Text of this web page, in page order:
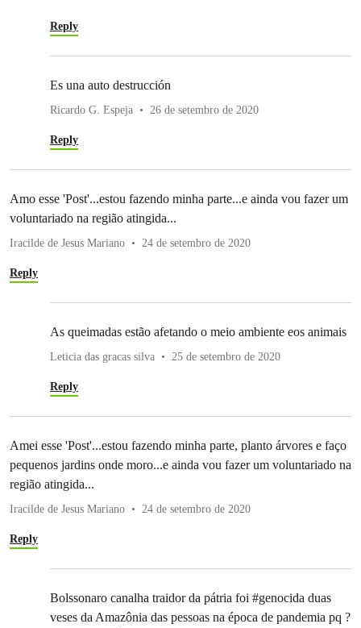
Reply
Es una auto destrucción
Ricardo G. Espeja 26 de setembro de 2020
Reply
Amo esse 'Post'...estou fazendo minha parte...e ainda vou fazer um
voluntariado na região atingida...
Iracilde de Jesus Mariano 24 de setembro de 2020
Reply
As queimadas estão afetando o meio ambiente eos animais
Leticia das gracas silva 25 de setembro de 2020
Reply
Amei esse 'Post'...estou fazendo minha parte, planto árvores e faço
pequenos jardins onde moro...e ainda vou fazer um voluntariado na
região atingida...
Iracilde de Jesus Mariano 24 de setembro de 2020
Reply
Bolssonaro canalha traidor da pátria foi #genocida duas
veses da Amazônia das pessoas na época de pandemia pq ?